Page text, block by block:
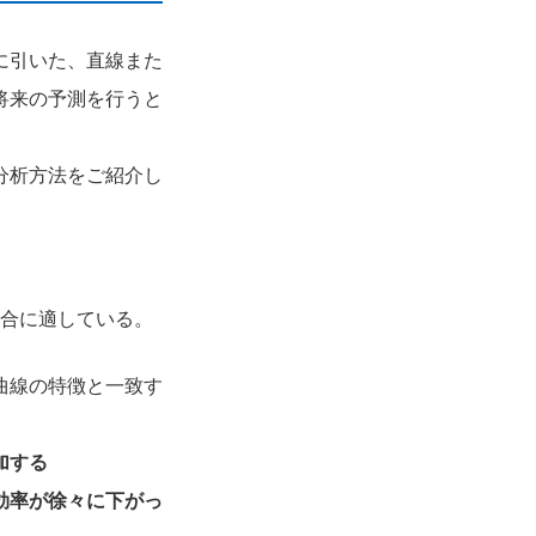
引いた、直線また
来の予測を行うと
析方法をご紹介し
に適している。
線の特徴と一致す
する
率が徐々に下がっ